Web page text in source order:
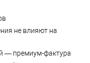
не влияют на
— премиум-фактура